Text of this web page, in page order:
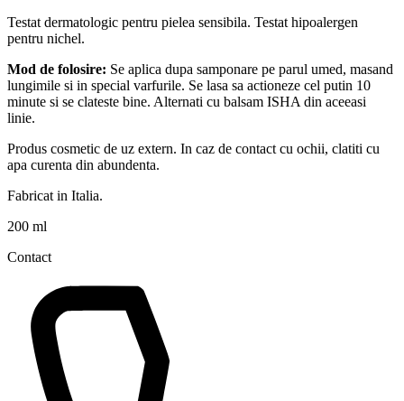
Testat dermatologic pentru pielea sensibila. Testat hipoalergen
pentru nichel.
Mod de folosire: Se aplica dupa samponare pe parul umed, masand
lungimile si in special varfurile. Se lasa sa actioneze cel putin 10
minute si se clateste bine. Alternati cu balsam ISHA din aceeasi
linie.
Produs cosmetic de uz extern. In caz de contact cu ochii, clatiti cu
apa curenta din abundenta.
Fabricat in Italia.
200 ml
Contact